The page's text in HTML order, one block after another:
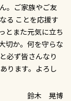
。ご家族やご友
る ことを応援す
とまた元気に立ち
切か。何を守らな
必ず皆さんなり
ります。よろし
鈴木 晃博